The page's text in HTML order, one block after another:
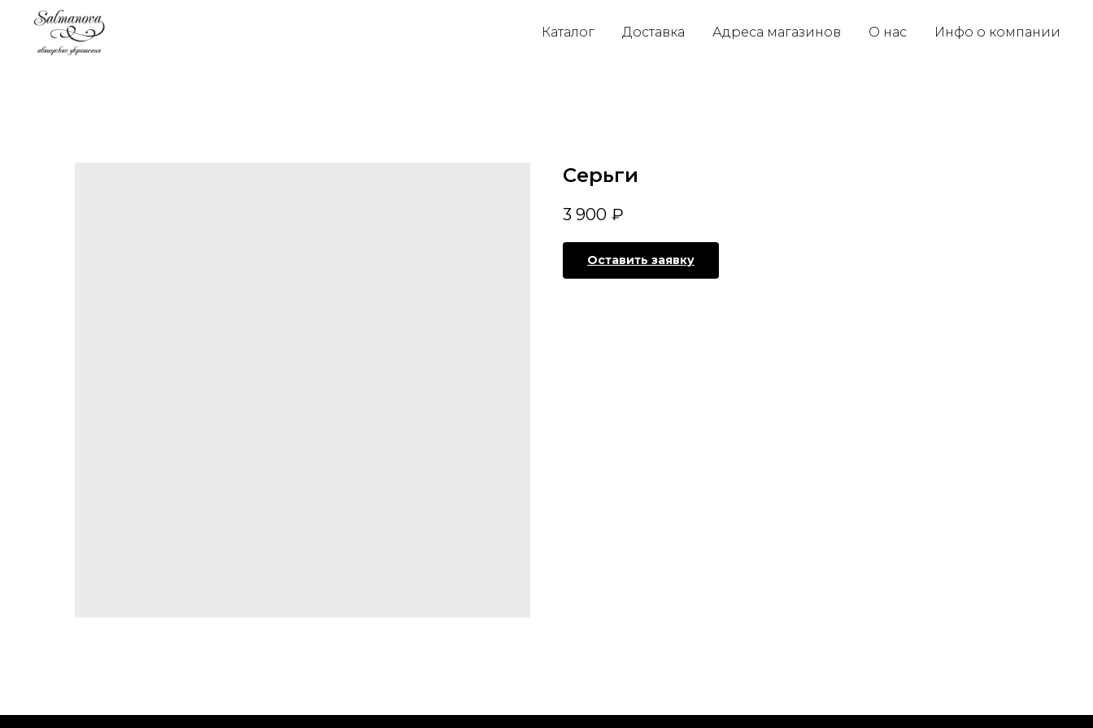
Каталог Доставка Адреса магазинов О нас Инфо о компании
Серьги
3 900 ₽
Оставить заявку